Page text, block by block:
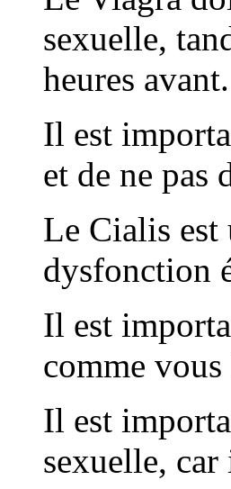
sexuelle,
heures avant.
Il est
et de ne pas
Le Cialis est
dysfonction
Il est
comme vous
Il est
sexuelle, car